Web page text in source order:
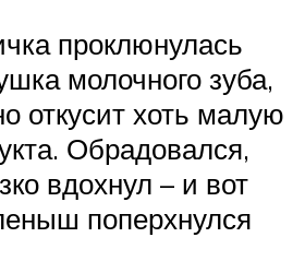
проклюнулась
молочного зуба,
откусит хоть малую
Обрадовался,
вдохнул – и вот
поперхнулся